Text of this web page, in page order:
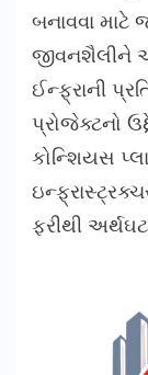
બનાવવા
જીવનશૈલીને
ઈન્ફ્રાની
પ્રોજેક્ટનો
કોન્શિયસ
ફરીથી